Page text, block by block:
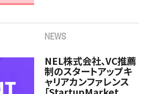
を促進
NEWS
NEL株式会社、VC推薦
制のスタートアップキ
ャリアカンファレンス